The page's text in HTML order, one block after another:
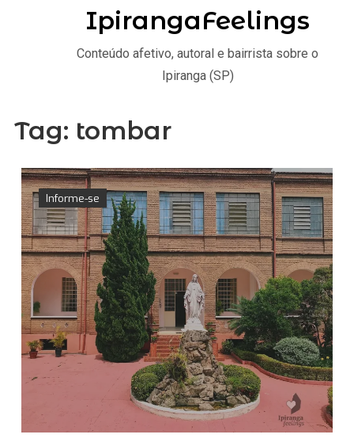
Tag: tombar
Informe-se
IpirangaFeelings
Conteúdo afetivo, autoral e bairrista sobre o
Ipiranga (SP)